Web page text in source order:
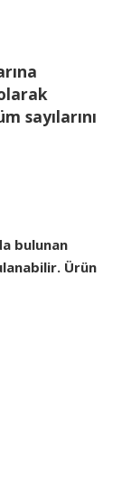
sayılarını
bulunan
Ürün